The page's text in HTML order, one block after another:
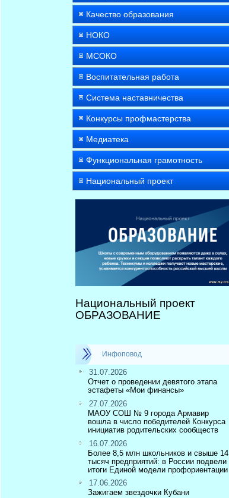
Качество образования
НОКО
МСОКО
Воспитательная работа
Система наставничества
Конкурсы профмастерства
Медиатека
Функциональная грамотность
Национальный проект
Национальный проект
ОБРАЗОВАНИЕ
Инфоповод
31.07.2026
Отчет о проведении девятого этапа
эстафеты «Мои финансы»
27.07.2026
МАОУ СОШ № 9 города Армавир
вошла в число победителей Конкурса
инициатив родительских сообществ
16.07.2026
Более 8,5 млн школьников и свыше 14
тысяч предприятий: в России подвели
итоги Единой модели профориентации
17.06.2026
Зажигаем звездочки Кубани